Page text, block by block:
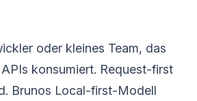
oder kleines Team, das
konsumiert. Request-first
Brunos Local-first-Modell